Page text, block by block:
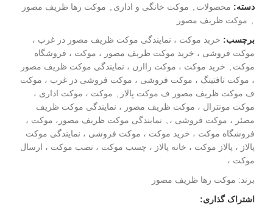
دسته: محصولات موکت خانگی و اداری
موکت رها ظریف مصور
موکت ظریف مصور
برچسب: خربد موکت ، نمایندگی موکت ظریف مصور در غرب ،
موکت فروشی ، خرید موکت ظریف مصور ، موکت ، فروشگاه
موکت
خرید موکت ، موکت راازن ، نمایندگی موکت ظریف مصور
، موکت تافتینگ ، موکت فروشی ، موکت فروشی در غرب ، موکت
ف موکت ظریف مصور ف موکت پالاز
موکت ، موکت اداری ،
موکت مونترال ، موکت ظریف مصور ، نمایندگی موکت ظریف
مصئر ، موکت فروشی ،
نمایندگی موکت ظریف مصور، موکت ،
فروشگاه موکت ، خرید موکت ، موکت فروشی ، نمایندگی موکت
پالاز ، پالاز موکت ، خانه پالاز ، چسب موکت ، نصب موکت ، ارسال
موکت ،
برند: موکت رها ظریف مصور
اشتراک گذاری: